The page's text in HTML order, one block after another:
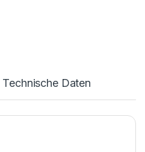
Technische Daten